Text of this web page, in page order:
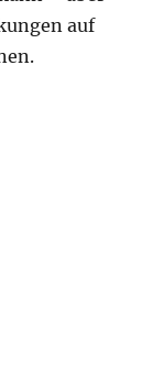
auf